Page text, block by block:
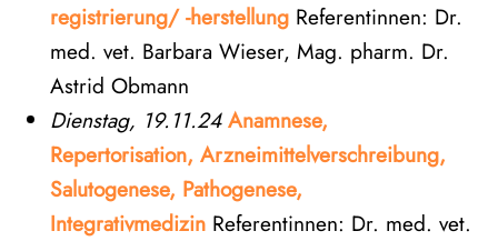
registrierung/ -herstellung Referentinnen: Dr.
med. vet. Barbara Wieser, Mag. pharm. Dr.
Astrid Obmann
Dienstag, 19.11.24Anamnese,
Repertorisation, Arzneimittelverschreibung,
Salutogenese, Pathogenese,
Integrativmedizin Referentinnen: Dr. med. vet.